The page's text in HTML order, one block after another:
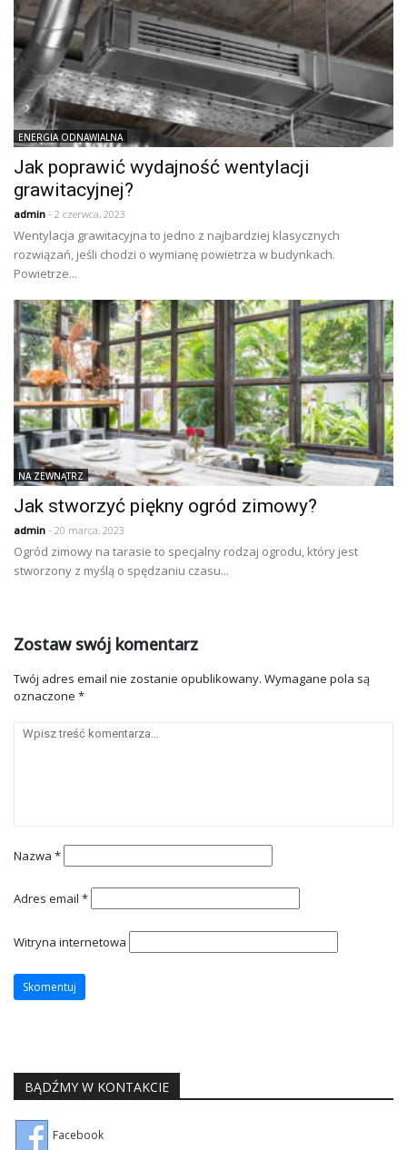
ENERGIA ODNAWIALNA
Jak poprawić wydajność wentylacji
grawitacyjnej?
admin - 2 czerwca, 2023
Wentylacja grawitacyjna to jedno z najbardziej klasycznych
rozwiązań, jeśli chodzi o wymianę powietrza w budynkach.
Powietrze...
NA ZEWNĄTRZ
Jak stworzyć piękny ogród zimowy?
admin - 20 marca, 2023
Ogród zimowy na tarasie to specjalny rodzaj ogrodu, który jest
stworzony z myślą o spędzaniu czasu...
Zostaw swój komentarz
Twój adres email nie zostanie opublikowany. Wymagane pola są
oznaczone *
Nazwa *
Adres email *
Witryna internetowa
BĄDŹMY W KONTAKCIE
Facebook